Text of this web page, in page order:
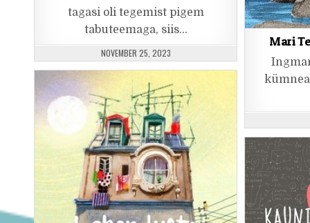
tagasi oli tegemist pigem
tabuteemaga, siis…
PUBLISHED DATE:
NOVEMBER 25, 2023
Mari